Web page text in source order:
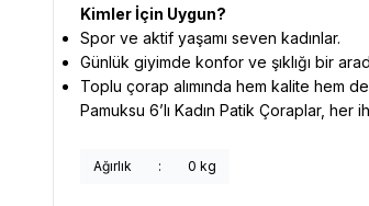
Kimler İçin Uygun?
Spor ve aktif yaşamı seven kadınlar.
Günlük giyimde konfor ve şıklığı bir
Toplu çorap alımında hem kalite hem
Pamuksu 6’lı Kadın Patik Çoraplar, her
Ağırlık : 0 kg